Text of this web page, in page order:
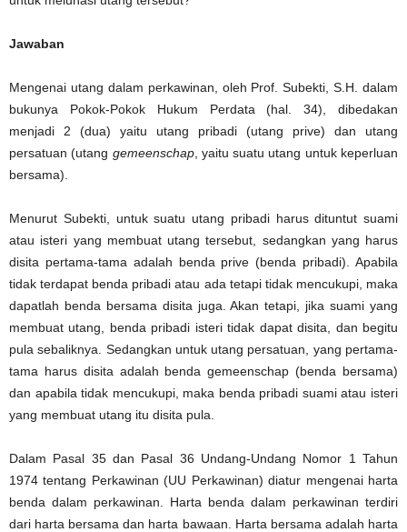
Jawaban
Mengenai utang dalam perkawinan, oleh Prof. Subekti, S.H. dalam
bukunya Pokok-Pokok Hukum Perdata (hal. 34), dibedakan
menjadi 2 (dua) yaitu utang pribadi (utang prive) dan utang
persatuan (utang gemeenschap, yaitu suatu utang untuk keperluan
bersama).
Menurut Subekti, untuk suatu utang pribadi harus dituntut suami
atau isteri yang membuat utang tersebut, sedangkan yang harus
disita pertama-tama adalah benda prive (benda pribadi). Apabila
tidak terdapat benda pribadi atau ada tetapi tidak mencukupi, maka
dapatlah benda bersama disita juga. Akan tetapi, jika suami yang
membuat utang, benda pribadi isteri tidak dapat disita, dan begitu
pula sebaliknya. Sedangkan untuk utang persatuan, yang pertama-
tama harus disita adalah benda gemeenschap (benda bersama)
dan apabila tidak mencukupi, maka benda pribadi suami atau isteri
yang membuat utang itu disita pula.
Dalam Pasal 35 dan Pasal 36 Undang-Undang Nomor 1 Tahun
1974 tentang Perkawinan (UU Perkawinan) diatur mengenai harta
benda dalam perkawinan. Harta benda dalam perkawinan terdiri
dari harta bersama dan harta bawaan. Harta bersama adalah harta